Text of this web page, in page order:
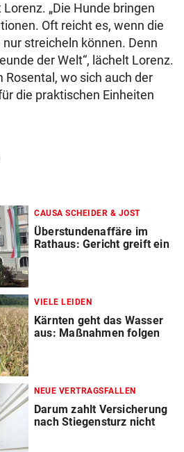
„Die Hunde bringen
Oft reicht es, wenn die
streicheln können. Denn
der Welt“, lächelt Lorenz.
Rosental, wo sich auch der
die praktischen Einheiten
CAUSA SCHEIDER & JOST
Überstundenaffäre im
Rathaus: Gericht greift ein
VIELE LEIDEN
Kärnten geht das Wasser
aus: Maßnahmen folgen
NEUE VERTRAGSFALLEN
Darum zahlt Versicherung
nach Stiegensturz nicht